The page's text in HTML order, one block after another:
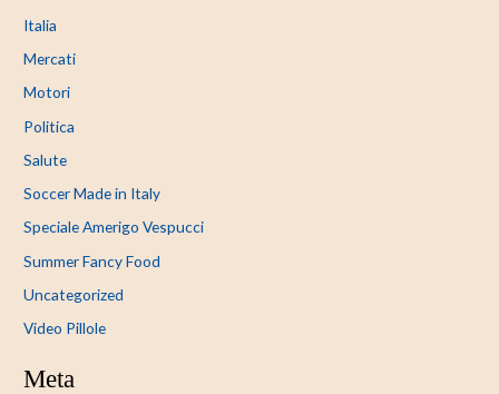
Italia
Mercati
Motori
Politica
Salute
Soccer Made in Italy
Speciale Amerigo Vespucci
Summer Fancy Food
Uncategorized
Video Pillole
Meta